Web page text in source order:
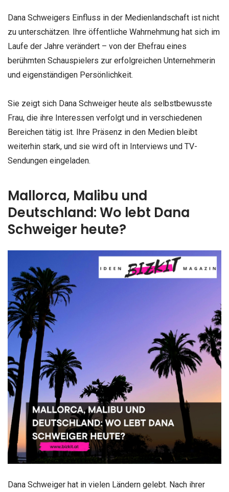
Dana Schweigers Einfluss in der Medienlandschaft ist nicht
zu unterschätzen. Ihre öffentliche Wahrnehmung hat sich im
Laufe der Jahre verändert – von der Ehefrau eines
berühmten Schauspielers zur erfolgreichen Unternehmerin
und eigenständigen Persönlichkeit.
Sie zeigt sich Dana Schweiger heute als selbstbewusste
Frau, die ihre Interessen verfolgt und in verschiedenen
Bereichen tätig ist. Ihre Präsenz in den Medien bleibt
weiterhin stark, und sie wird oft in Interviews und TV-
Sendungen eingeladen.
Mallorca, Malibu und
Deutschland: Wo lebt Dana
Schweiger heute?
Dana Schweiger hat in vielen Ländern gelebt. Nach ihrer